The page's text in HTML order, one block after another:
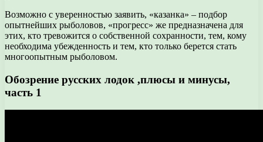
Возможно с уверенностью заявить, «казанка» – подбор
опытнейших рыболовов, «прогресс» же предназначена для
этих, кто тревожится о собственной сохранности, тем, кому
необходима убежденность и тем, кто только берется стать
многоопытным рыболовом.
Обозрение русских лодок ,плюсы и минусы,
часть 1